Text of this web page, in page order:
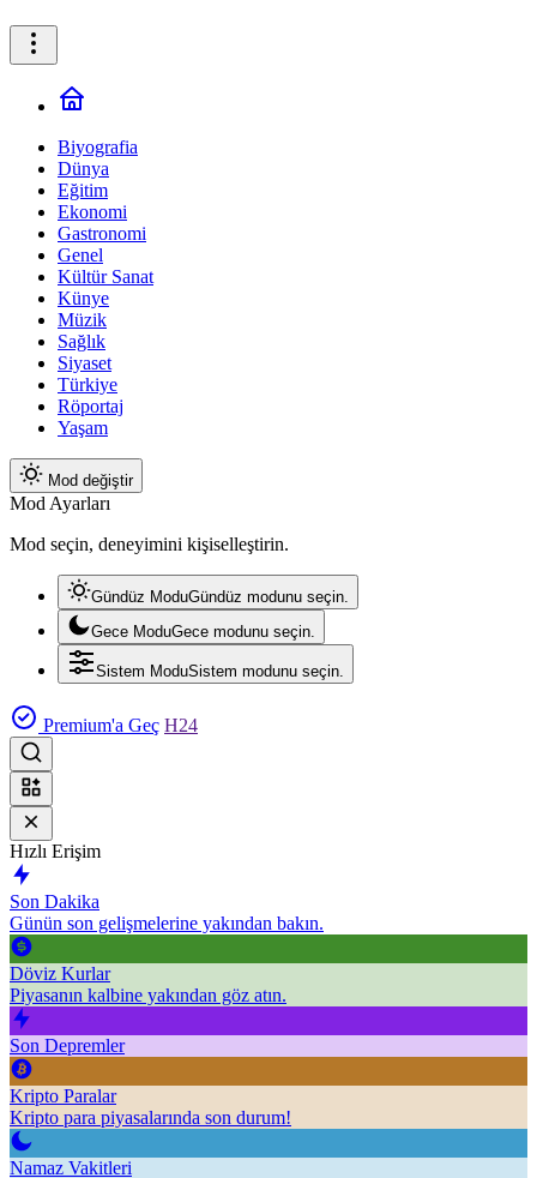
Biyografia
Dünya
Eğitim
Ekonomi
Gastronomi
Genel
Kültür Sanat
Künye
Müzik
Sağlık
Siyaset
Türkiye
Röportaj
Yaşam
Mod değiştir
Mod Ayarları
Mod seçin, deneyimini kişiselleştirin.
Gündüz ModuGündüz modunu seçin.
Gece ModuGece modunu seçin.
Sistem ModuSistem modunu seçin.
Premium'a Geç H24
Hızlı Erişim
Son Dakika
Günün son gelişmelerine yakından bakın.
Döviz Kurlar
Piyasanın kalbine yakından göz atın.
Son Depremler
Kripto Paralar
Kripto para piyasalarında son durum!
Namaz Vakitleri